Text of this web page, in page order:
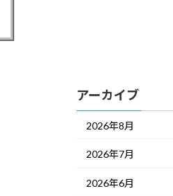
アーカイブ
2026年8月
2026年7月
2026年6月